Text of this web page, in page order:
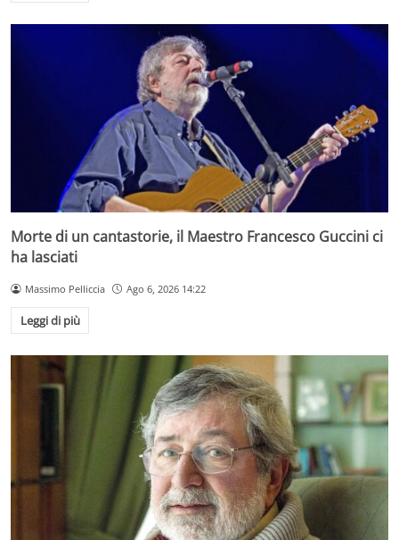
Morte di un cantastorie, il Maestro Francesco Guccini ci
ha lasciati
Massimo Pelliccia Ago 6, 2026 14:22
Leggi di più